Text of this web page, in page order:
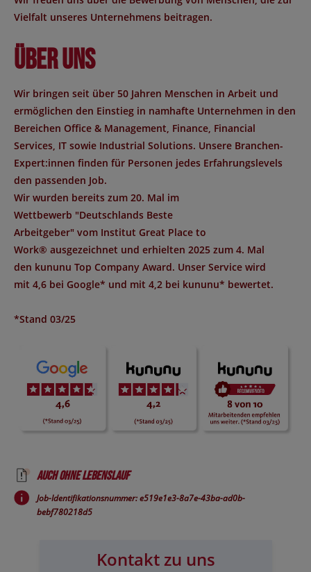
Vielfalt unseres Unternehmens beitragen.
Über uns
Wir bringen seit über 50 Jahren Menschen in Arbeit und
ermöglichen den Einstieg in namhafte Unternehmen in den
Bereichen Office & Management, Finance, Financial
Services, IT sowie Industrial Solutions. Unsere Branchen-
Expert:innen finden für Personen jedes Erfahrungslevels
den passenden Job.
Wir wurden bereits zum 20. Mal im
Wettbewerb "Deutschlands Beste
Arbeitgeber" vom Institut Great Place to
Work® ausgezeichnet und erhielten 2025 zum 4. Mal
den kununu Top Company Award. Unser Service wird
mit 4,6 bei Google* und mit 4,2 bei kununu* bewertet.
*Stand 03/25
Auch ohne Lebenslauf
Job-Identifikationsnummer: e519e1e3-8a7e-43ba-ad0b-
bebf780218d5
Kontakt zu uns